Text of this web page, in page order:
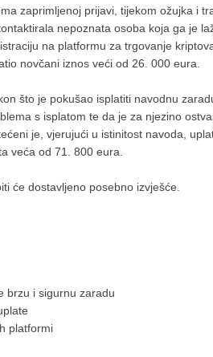
zaprimljenoj prijavi, tijekom ožujka i
nepoznata osoba koja ga je
na platformu za trgovanje
novčani iznos veći od 26. 000 eura.
što je pokušao isplatiti navodnu
s isplatom te da je za njezino
je, vjerujući u istinitost navoda,
veća od 71. 800 eura.
će dostavljeno posebno izvješće.
brzu i sigurnu zaradu
platformi